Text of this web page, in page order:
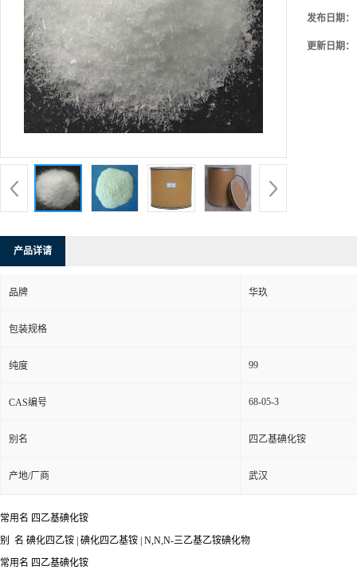
发布日期：
更新日期：
产品详请
品牌 华玖
包装规格
纯度 99
CAS编号 68-05-3
别名 四乙基碘化铵
产地/厂商 武汉
常用名 四乙基碘化铵
别 名 碘化四乙铵 | 碘化四乙基铵 | N,N,N-三乙基乙铵碘化物
常用名 四乙基碘化铵